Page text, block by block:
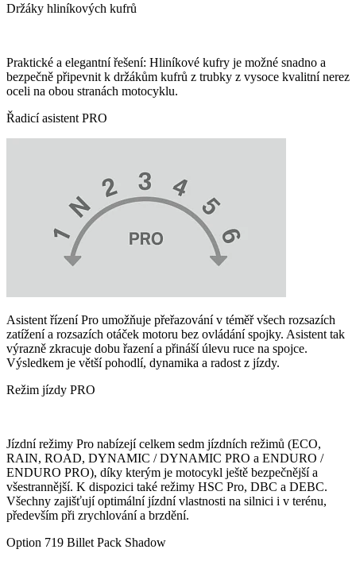
Držáky hliníkových kufrů
Praktické a elegantní řešení: Hliníkové kufry je možné snadno a
bezpečně připevnit k držákům kufrů z trubky z vysoce kvalitní nerez
oceli na obou stranách motocyklu.
Řadicí asistent PRO
Asistent řízení Pro umožňuje přeřazování v téměř všech rozsazích
zatížení a rozsazích otáček motoru bez ovládání spojky. Asistent tak
výrazně zkracuje dobu řazení a přináší úlevu ruce na spojce.
Výsledkem je větší pohodlí, dynamika a radost z jízdy.
Režim jízdy PRO
Jízdní režimy Pro nabízejí celkem sedm jízdních režimů (ECO,
RAIN, ROAD, DYNAMIC / DYNAMIC PRO a ENDURO /
ENDURO PRO), díky kterým je motocykl ještě bezpečnější a
všestrannější. K dispozici také režimy HSC Pro, DBC a DEBC.
Všechny zajišťují optimální jízdní vlastnosti na silnici i v terénu,
především při zrychlování a brzdění.
Option 719 Billet Pack Shadow